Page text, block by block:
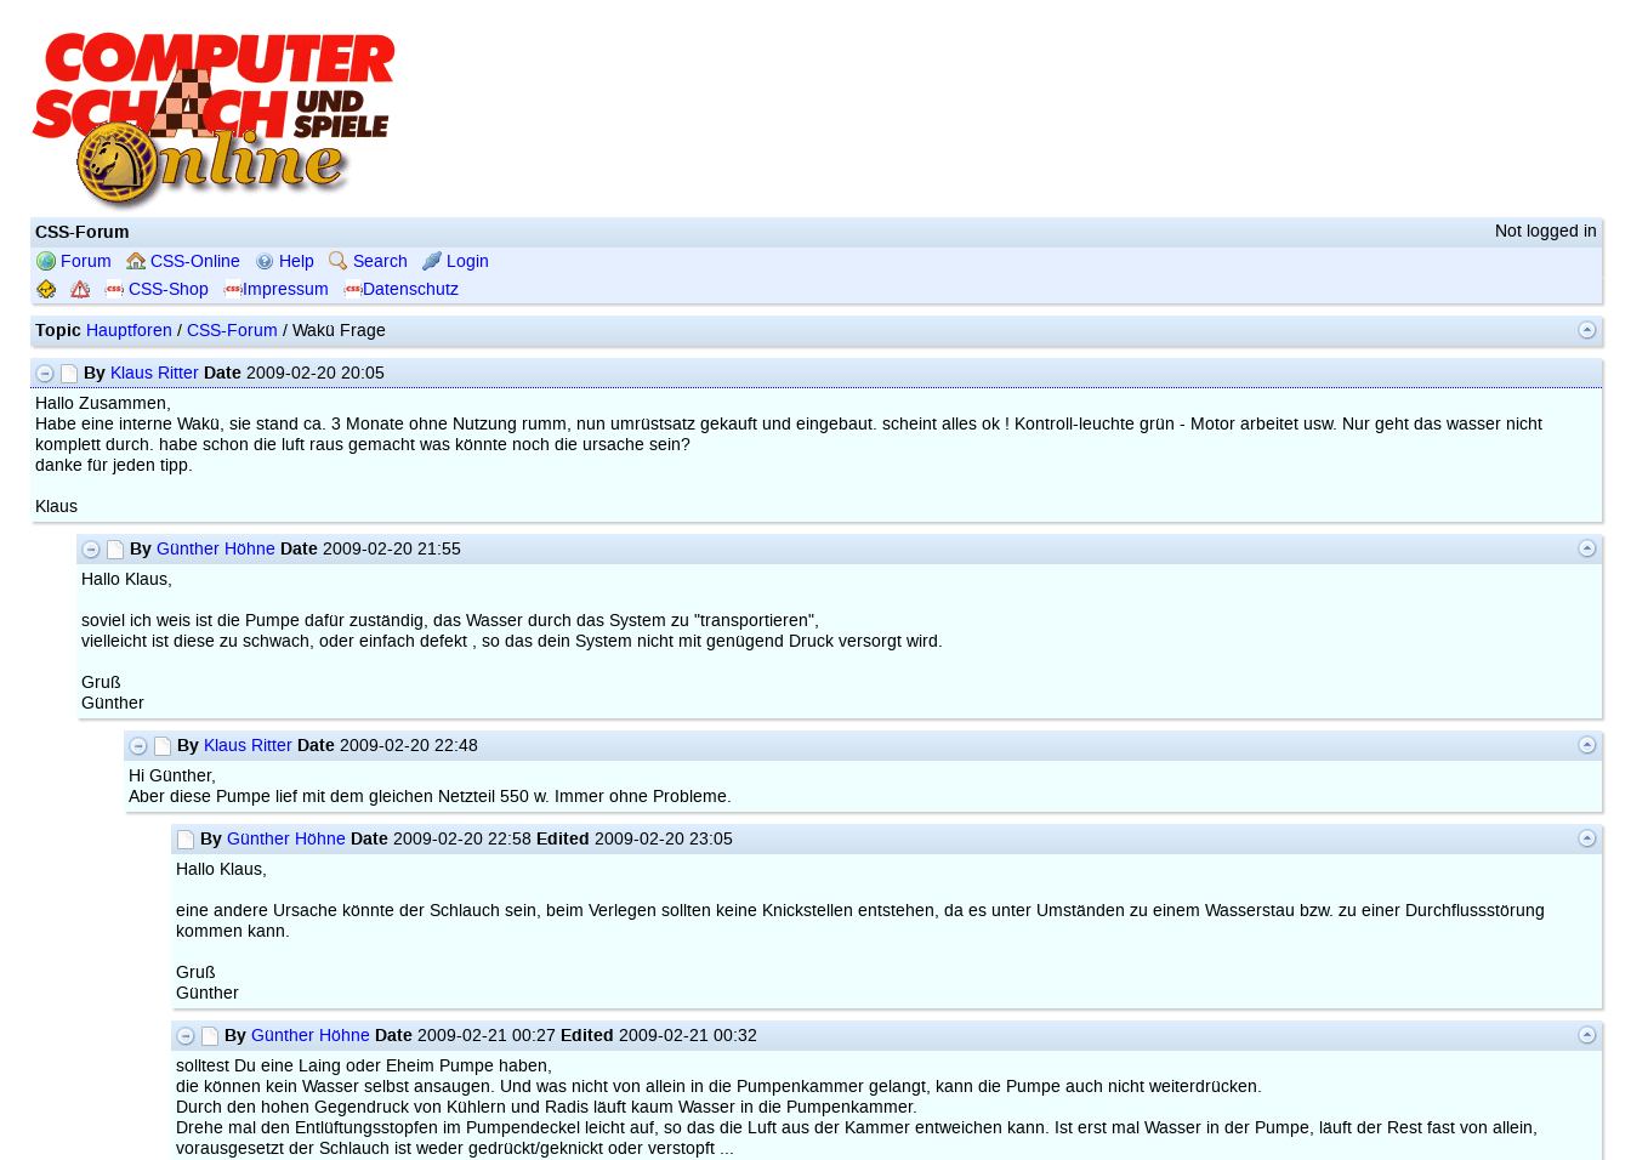
Not logged in
CSS-Forum
Forum CSS-Online Help Search
Login
CSS-Shop
Impressum Datenschutz
Topic Hauptforen / CSS-Forum / Wakü Frage
By Klaus Ritter Date2009-02-20 20:05
Hallo Zusammen,
Habe eine interne Wakü, sie stand ca. 3 Monate ohne Nutzung rumm, nun umrüstsatz gekauft und eingebaut. scheint alles ok ! Kontroll-leuchte grün - Motor arbeitet usw. Nur geht das wasser nicht
komplett durch. habe schon die luft raus gemacht was könnte noch die ursache sein?
danke für jeden tipp.
Klaus
By Günther Höhne Date 2009-02-20 21:55
Hallo Klaus,
soviel ich weis ist die Pumpe dafür zuständig, das Wasser durch das System zu "transportieren",
vielleicht ist diese zu schwach, oder einfach defekt , so das dein System nicht mit genügend Druck versorgt wird.
Gruß
Günther
By Klaus Ritter Date 2009-02-20 22:48
Hi Günther,
Aber diese Pumpe lief mit dem gleichen Netzteil 550 w. Immer ohne Probleme.
By Günther Höhne Date 2009-02-20 22:58 Edited 2009-02-20 23:05
Hallo Klaus,
eine andere Ursache könnte der Schlauch sein, beim Verlegen sollten keine Knickstellen entstehen, da es unter Umständen zu einem Wasserstau bzw. zu einer Durchflussstörung
kommen kann.
Gruß
Günther
By Günther Höhne Date 2009-02-21 00:27 Edited 2009-02-21 00:32
solltest Du eine Laing oder Eheim Pumpe haben,
die können kein Wasser selbst ansaugen. Und was nicht von allein in die Pumpenkammer gelangt, kann die Pumpe auch nicht weiterdrücken.
Durch den hohen Gegendruck von Kühlern und Radis läuft kaum Wasser in die Pumpenkammer.
Drehe mal den Entlüftungsstopfen im Pumpendeckel leicht auf, so das die Luft aus der Kammer entweichen kann. Ist erst mal Wasser in der Pumpe, läuft der Rest fast von allein,
vorausgesetzt der Schlauch ist weder gedrückt/geknickt oder verstopft ...